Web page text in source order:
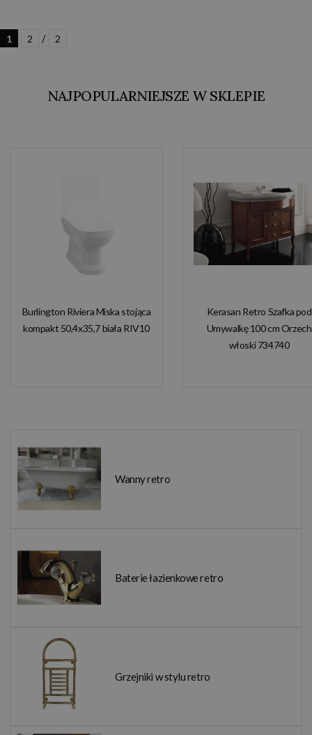
1 2 / 2
NAJPOPULARNIEJSZE W SKLEPIE
Burlington Riviera Miska stojąca
kompakt 50,4x35,7 biała RIV10
Kerasan Retro Szafka pod
Umywalkę 100 cm Orzech
włoski 734740
Wanny retro
Baterie łazienkowe retro
Grzejniki w stylu retro